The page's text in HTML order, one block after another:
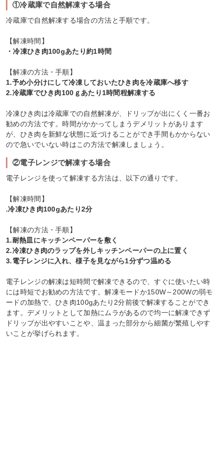
①冷蔵庫で自然解凍する場合
冷蔵庫で自然解凍する場合の方法と手順です。
【解凍時間】
・冷凍ひき肉100gあたり約1時間
【解凍の方法・手順】
1.予め小分けにして冷凍しておいたひき肉を冷蔵庫へ移す
2.冷蔵庫でひき肉100ｇあたり1時間程解凍する
冷凍ひき肉は冷蔵庫での自然解凍が、ドリップが出にくく一番お
勧めの方法です。時間がかかってしまうデメリットがあります
が、ひき肉を新鮮な状態に近づけることができ手間もかからない
ので急いでいない時はこの方法で解凍しましょう。
②電子レンジで解凍する場合
電子レンジを使って解凍する方法は、以下の通りです。
【解凍時間】
.冷凍ひき肉100gあたり2分
【解凍の方法・手順】
1.耐熱皿にキッチンペーパーを敷く
2.冷凍ひき肉のラップを外しキッチンペーパーの上に置く
3.電子レンジに入れ、様子を見ながら1分ずつ温める
電子レンジの解凍は短時間で解凍できるので、すぐに使いたい時
には時短でお勧めの方法です。解凍モードか150W～200Wの弱モ
ードの加熱で、ひき肉100gあたり2分前後で解凍することができ
ます。デメリットとして加熱にムラがあるので均一に解凍できず
ドリップが出やすいことや、温まった部分から細菌が繁殖しやす
いことが挙げられます。